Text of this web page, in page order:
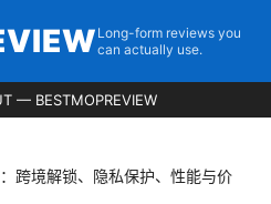
Long-form reviews you
can actually use.
— BESTMOPREVIEW
跨境解锁、隐私保护、性能与价